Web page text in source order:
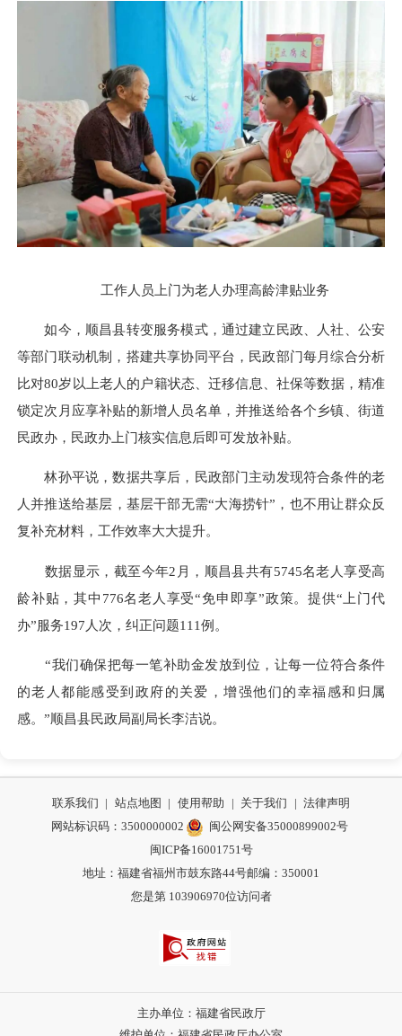
工作人员上门为老人办理高龄津贴业务
如今，顺昌县转变服务模式，通过建立民政、人社、公安
等部门联动机制，搭建共享协同平台，民政部门每月综合分析
比对80岁以上老人的户籍状态、迁移信息、社保等数据，精准
锁定次月应享补贴的新增人员名单，并推送给各个乡镇、街道
民政办，民政办上门核实信息后即可发放补贴。
林孙平说，数据共享后，民政部门主动发现符合条件的老
人并推送给基层，基层干部无需“大海捞针”，也不用让群众反
复补充材料，工作效率大大提升。
数据显示，截至今年2月，顺昌县共有5745名老人享受高
龄补贴，其中776名老人享受“免申即享”政策。提供“上门代
办”服务197人次，纠正问题111例。
“我们确保把每一笔补助金发放到位，让每一位符合条件
的老人都能感受到政府的关爱，增强他们的幸福感和归属
感。”顺昌县民政局副局长李洁说。
联系我们 | 站点地图 | 使用帮助 | 关于我们 | 法律声明
网站标识码：3500000002
闽公网安备35000899002号
闽ICP备16001751号
地址：福建省福州市鼓东路44号邮编：350001
您是第 103906970位访问者
主办单位：福建省民政厅